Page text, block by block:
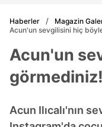
Haberler
Magazin
Acun'un sevgilisini hiç
Acun'un
Acun Ilıcalı'nın